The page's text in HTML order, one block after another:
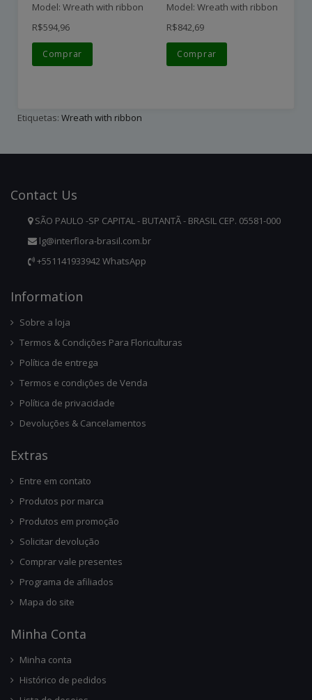
Model: Wreath with ribbon
R$594,96
Comprar
Model: Wreath with ribbon
R$842,69
Comprar
Etiquetas: Wreath with ribbon
Contact Us
SÃO PAULO -SP CAPITAL - BUTANTÃ - BRASIL CEP. 05581-000
lg@interflora-brasil.com.br
+551141933942 WhatsApp
InforMation
Sobre a loja
Termos & Condições Para Floriculturas
Política de entrega
Termos e condições de Venda
Política de privacidade
Devoluções & Cancelamentos
ExtRas
Entre em contato
Produtos por marca
Produtos em promoção
Solicitar devolução
Comprar vale presentes
Programa de afiliados
Mapa do site
Minha Conta
Minha conta
Histórico de pedidos